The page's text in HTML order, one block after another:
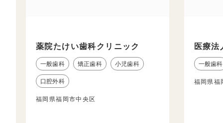
薬院たけい歯科クリニック
一般歯科 矯正歯科 小児歯科
口腔外科
福岡県福岡市中央区
医療
一般歯科
福岡県福